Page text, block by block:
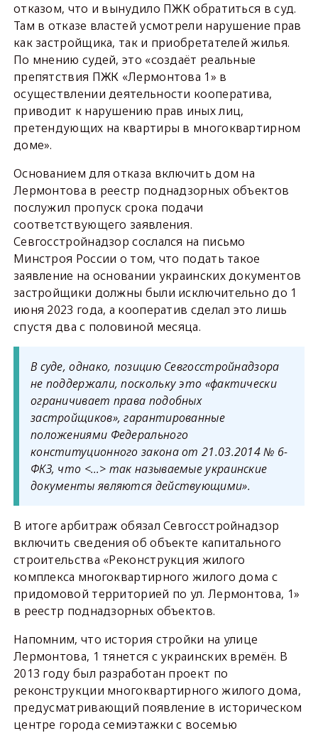
отказом, что и вынудило ПЖК обратиться в суд.
Там в отказе властей усмотрели нарушение прав
как застройщика, так и приобретателей жилья.
По мнению судей, это «создаёт реальные
препятствия ПЖК «Лермонтова 1» в
осуществлении деятельности кооператива,
приводит к нарушению прав иных лиц,
претендующих на квартиры в многоквартирном
доме».
Основанием для отказа включить дом на
Лермонтова в реестр поднадзорных объектов
послужил пропуск срока подачи
соответствующего заявления.
Севгосстройнадзор сослался на письмо
Минстроя России о том, что подать такое
заявление на основании украинских документов
застройщики должны были исключительно до 1
июня 2023 года, а кооператив сделал это лишь
спустя два с половиной месяца.
В суде, однако, позицию Севгосстройнадзора
не поддержали, поскольку это «фактически
ограничивает права подобных
застройщиков», гарантированные
положениями Федерального
конституционного закона от 21.03.2014 № 6-
ФКЗ, что <…> так называемые украинские
документы являются действующими».
В итоге арбитраж обязал Севгосстройнадзор
включить сведения об объекте капитального
строительства «Реконструкция жилого
комплекса многоквартирного жилого дома с
придомовой территорией по ул. Лермонтова, 1»
в реестр поднадзорных объектов.
Напомним, что история стройки на улице
Лермонтова, 1 тянется с украинских времён. В
2013 году был разработан проект по
реконструкции многоквартирного жилого дома,
предусматривающий появление в историческом
центре города семиэтажки с восемью